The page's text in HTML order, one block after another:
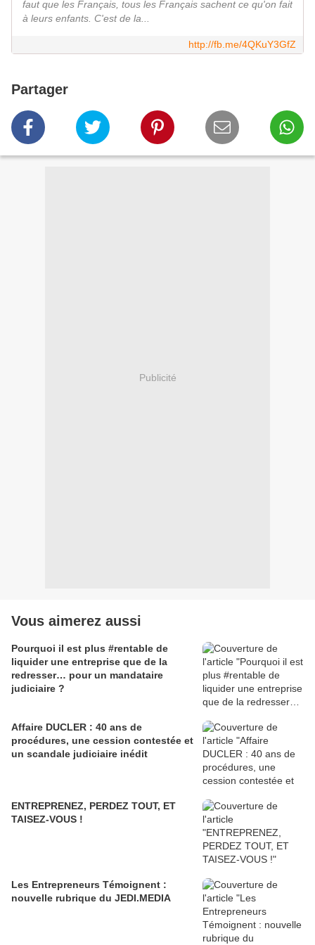
faut que les Français, tous les Français sachent ce qu'on fait
à leurs enfants. C'est de la...
http://fb.me/4QKuY3GfZ
Partager
Publicité
Vous aimerez aussi
Pourquoi il est plus #rentable de
liquider une entreprise que de la
redresser… pour un mandataire
judiciaire ?
Affaire DUCLER : 40 ans de
procédures, une cession contestée et
un scandale judiciaire inédit
ENTREPRENEZ, PERDEZ TOUT, ET
TAISEZ-VOUS !
Les Entrepreneurs Témoignent :
nouvelle rubrique du JEDI.MEDIA